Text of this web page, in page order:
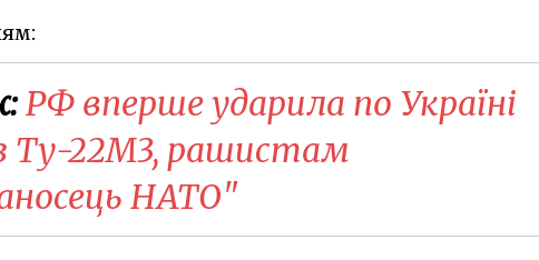
РФ вперше ударила по Україні
Ту-22М3, рашистам
НАТО"